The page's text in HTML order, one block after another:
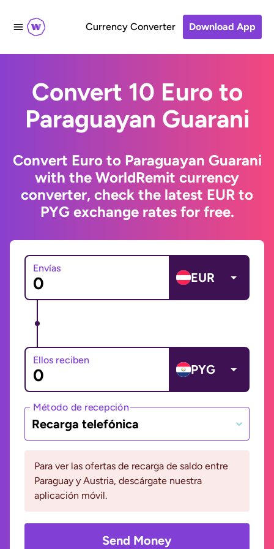
Currency Converter Download App
Convert 10 Euro to
Paraguayan Guarani
Convert Euro to Paraguayan Guarani
with the WorldRemit currency
converter, check the latest EUR to
PYG exchange rates for free.
Envías
EUR
Ellos reciben
PYG
Método de recepción
Recarga telefónica
Para ver las ofertas de recarga de saldo entre
Paraguay y Austria, descárgate nuestra
aplicación móvil.
Send Money